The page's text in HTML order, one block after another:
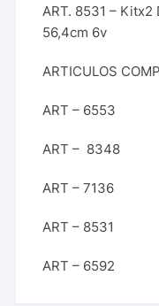
ART. 8531 – Kitx2
56,4cm 6v
ARTICULOS
ART – 6553
ART – 8348
ART – 7136
ART – 8531
ART – 6592